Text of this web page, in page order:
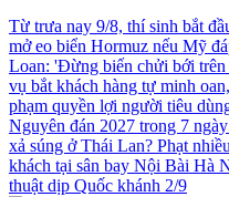
Từ trưa nay 9/8, thí sinh bắt
mở eo biển Hormuz nếu Mỹ
Loan: 'Đừng biến chửi bới trên
vụ bắt khách hàng tự minh
phạm quyền lợi người tiêu
Nguyên đán 2027 trong 7 ngày
xả súng ở Thái Lan? Phạt
khách tại sân bay Nội Bài Hà
thuật dịp Quốc khánh 2/9